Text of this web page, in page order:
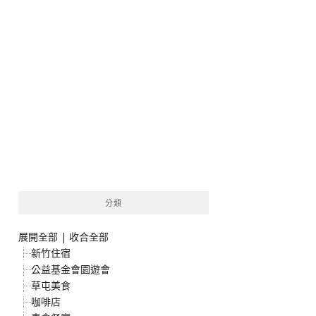
分類
展開全部 | 收合全部
新竹住宿
公益基金會園遊會
草屯美食
咖啡店